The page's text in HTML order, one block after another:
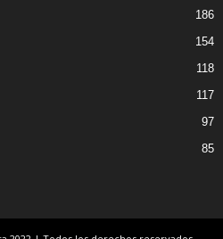
186
154
118
117
97
85